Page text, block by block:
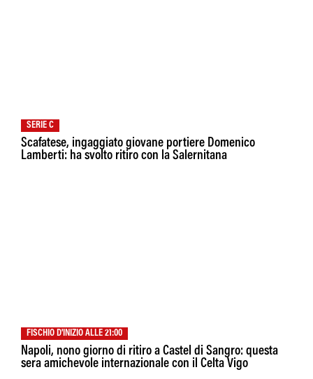
SERIE C
Scafatese, ingaggiato giovane portiere Domenico
Lamberti: ha svolto ritiro con la Salernitana
FISCHIO D'INIZIO ALLE 21:00
Napoli, nono giorno di ritiro a Castel di Sangro: questa
sera amichevole internazionale con il Celta Vigo